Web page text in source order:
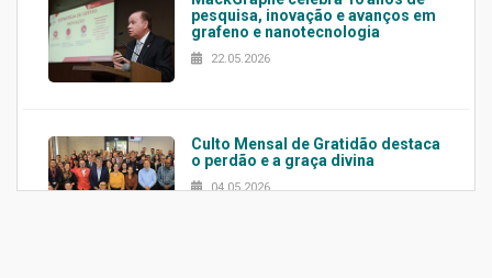
pesquisa, inovação e avanços em
grafeno e nanotecnologia
22.05.2026
Culto Mensal de Gratidão destaca
o perdão e a graça divina
04.05.2026